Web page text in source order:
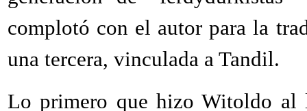
complotó con el autor para la
una tercera, vinculada a Tandil.
Lo primero que hizo Witoldo